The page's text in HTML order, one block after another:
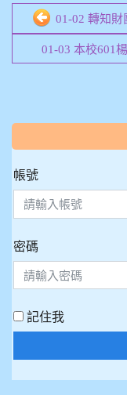
01-02 轉知財
01-03 本校601
:::
帳號
密碼
記住我